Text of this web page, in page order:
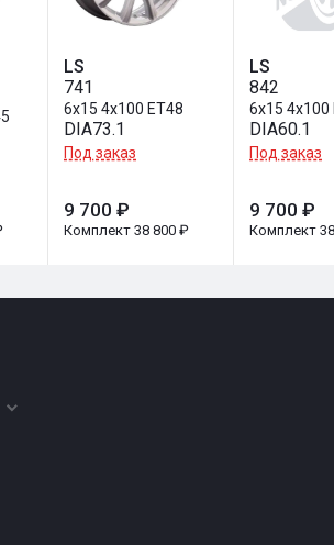
LS
741
6x15 4x100 ET48
DIA73.1
Под заказ
9 700 ₽
Комплект 38 800 ₽
LS
842
6x15 4x100
DIA60.1
Под заказ
9 700 ₽
Комплект
часть)